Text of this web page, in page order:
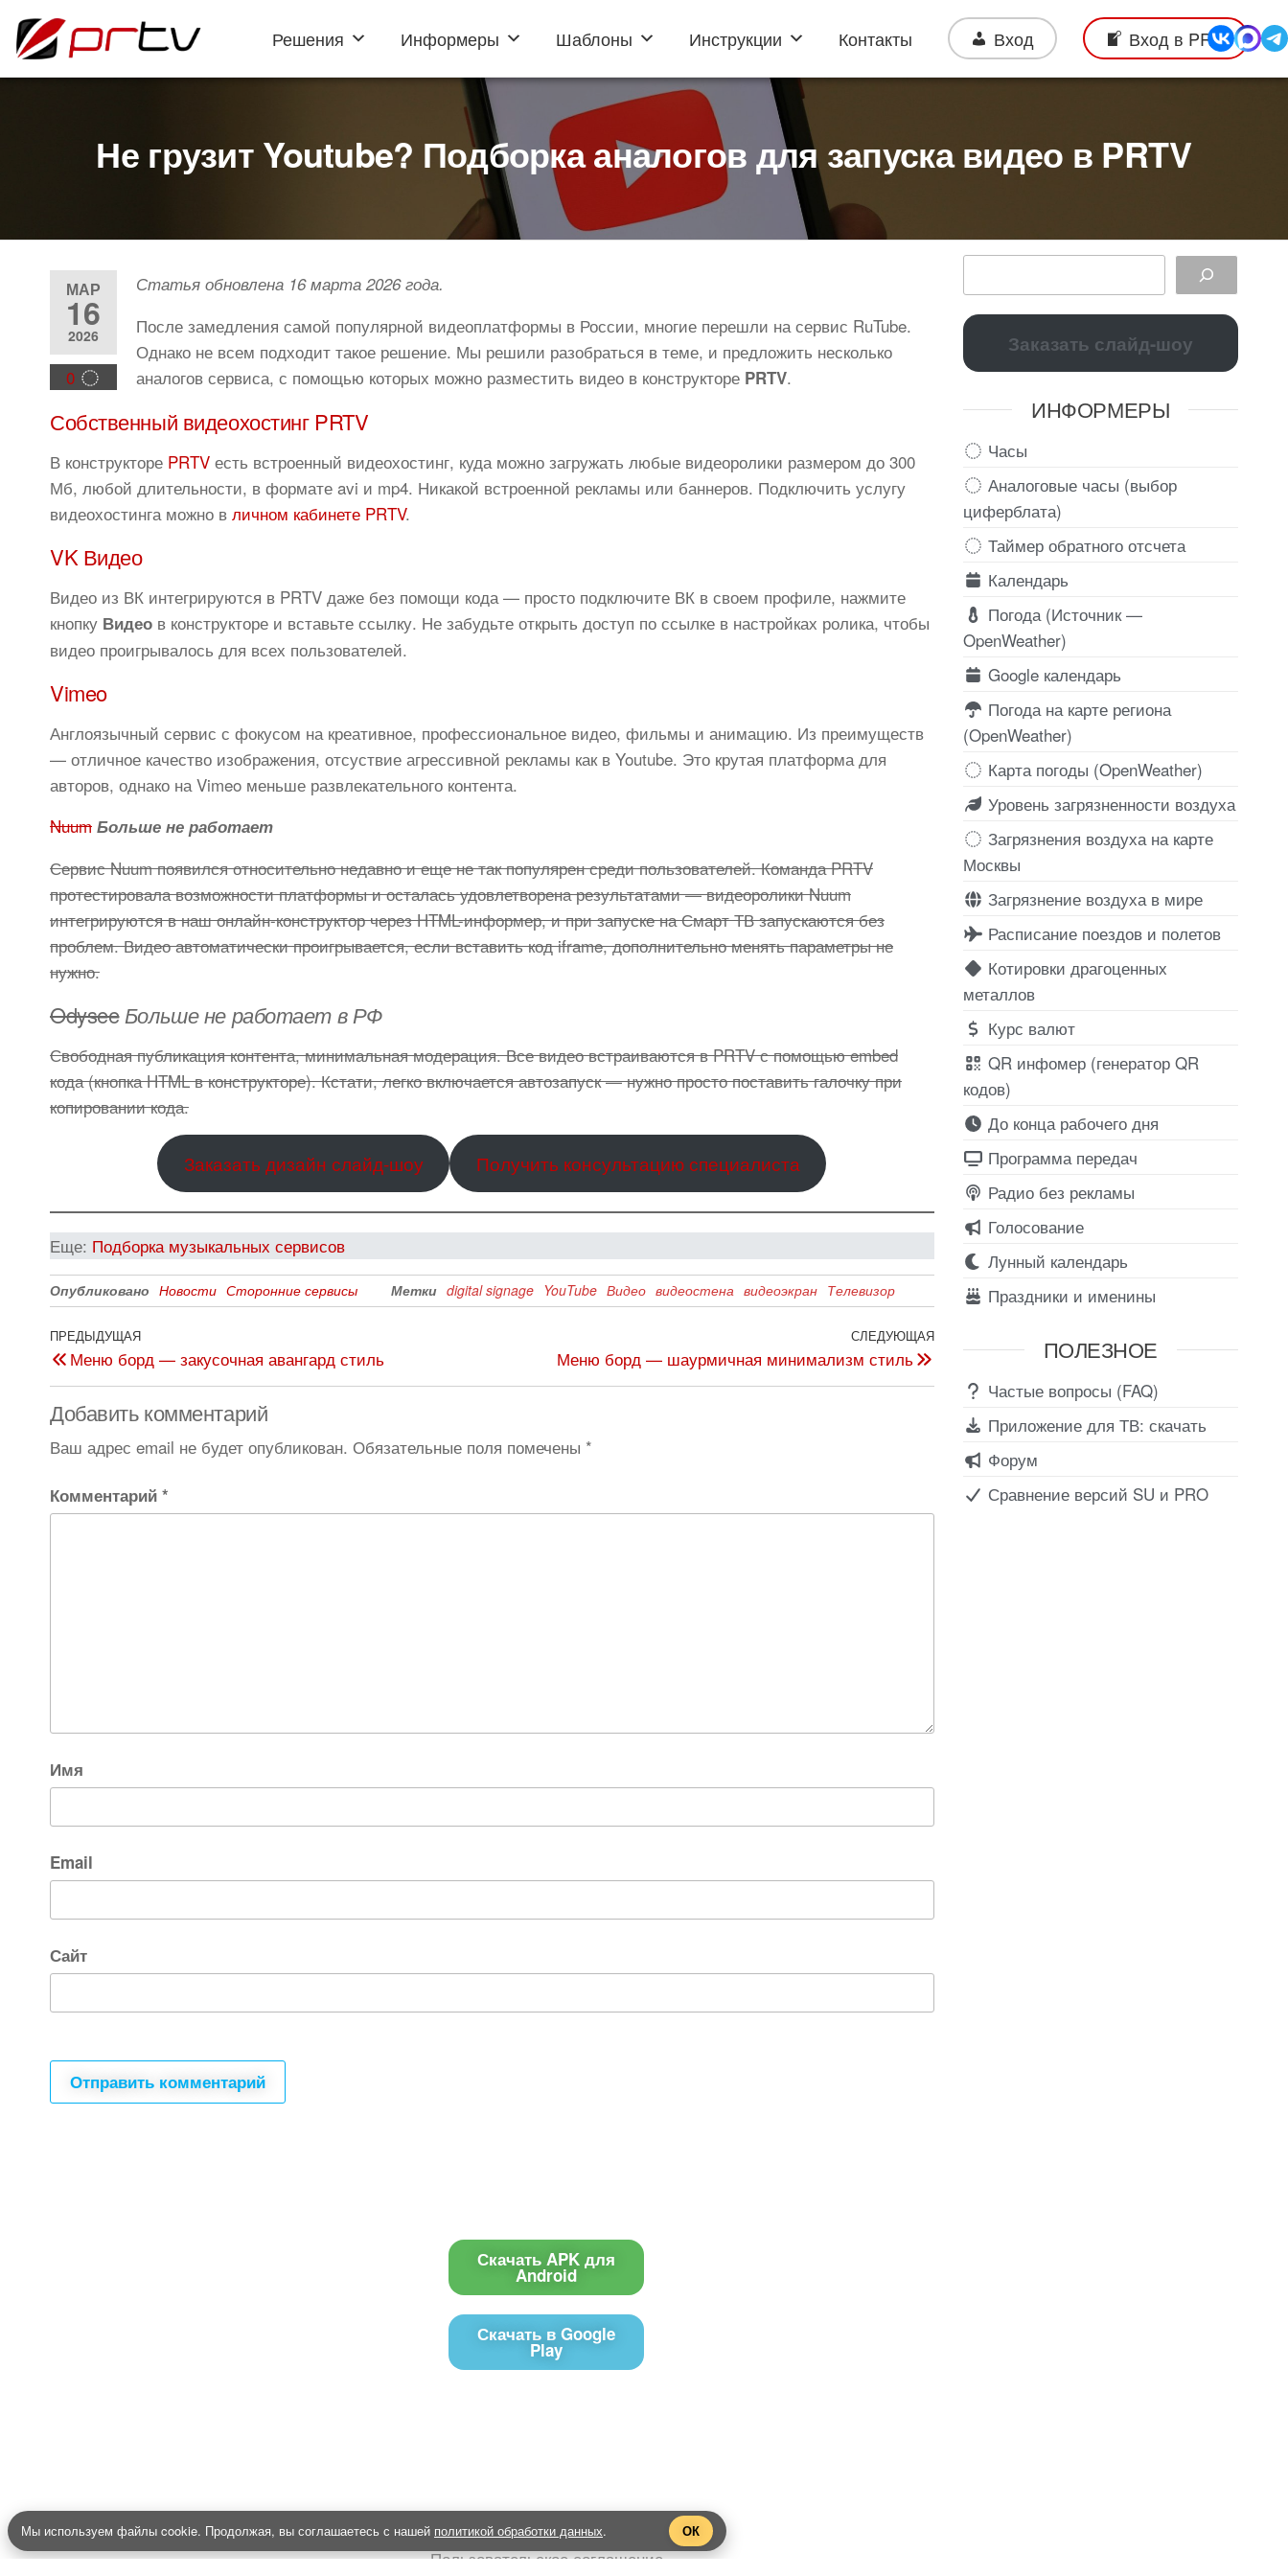
PRTV
конструктор
Решения Информеры Шаблоны Инструкции Контакты Вход Вход в PRO
Не грузит Youtube? Подборка аналогов для запуска видео в PRTV
МАР
16
2026
0
Статья обновлена 16 марта 2026 года.
После замедления самой популярной видеоплатформы в России, многие перешли на сервис RuTube.
Однако не всем подходит такое решение. Мы решили разобраться в теме, и предложить несколько
аналогов сервиса, с помощью которых можно разместить видео в конструкторе PRTV.
Собственный видеохостинг PRTV
В конструкторе PRTV есть встроенный видеохостинг, куда можно загружать любые видеоролики размером до 300
Мб, любой длительности, в формате avi и mp4. Никакой встроенной рекламы или баннеров. Подключить услугу
видеохостинга можно в личном кабинете PRTV.
VK Видео
Видео из ВК интегрируются в PRTV даже без помощи кода — просто подключите ВК в своем профиле, нажмите
кнопку Видео в конструкторе и вставьте ссылку. Не забудьте открыть доступ по ссылке в настройках ролика, чтобы
видео проигрывалось для всех пользователей.
Vimeo
Англоязычный сервис с фокусом на креативное, профессиональное видео, фильмы и анимацию. Из преимуществ
— отличное качество изображения, отсуствие агрессивной рекламы как в Youtube. Это крутая платформа для
авторов, однако на Vimeo меньше развлекательного контента.
Nuum Больше не работает
Сервис Nuum появился относительно недавно и еще не так популярен среди пользователей. Команда PRTV
протестировала возможности платформы и осталась удовлетворена результатами — видеоролики Nuum
интегрируются в наш онлайн-конструктор через HTML-информер, и при запуске на Смарт ТВ запускаются без
проблем. Видео автоматически проигрывается, если вставить код iframe, дополнительно менять параметры не
нужно.
Odysee Больше не работает в РФ
Свободная публикация контента, минимальная модерация. Все видео встраиваются в PRTV с помощью embed
кода (кнопка HTML в конструкторе). Кстати, легко включается автозапуск — нужно просто поставить галочку при
копировании кода.
Заказать дизайн слайд-шоу Получить консультацию специалиста
Еще: Подборка музыкальных сервисов
Опубликовано Новости Сторонние сервисы Метки digital signage YouTube Видео видеостена видеоэкран Телевизор
ПРЕДЫДУЩАЯ
Меню борд — закусочная авангард стиль
СЛЕДУЮЩАЯ
Меню борд — шаурмичная минимализм стиль
Добавить комментарий
Ваш адрес email не будет опубликован. Обязательные поля помечены *
Комментарий *
Имя
Email
Сайт
Заказать слайд-шоу
ИНФОРМЕРЫ
Часы
Аналоговые часы (выбор
циферблата)
Таймер обратного отсчета
Календарь
Погода (Источник —
OpenWeather)
Google календарь
Погода на карте региона
(OpenWeather)
Карта погоды (OpenWeather)
Уровень загрязненности воздуха
Загрязнения воздуха на карте
Москвы
Загрязнение воздуха в мире
Расписание поездов и полетов
Котировки драгоценных
металлов
Курс валют
QR инфомер (генератор QR
кодов)
До конца рабочего дня
Программа передач
Радио без рекламы
Голосование
Лунный календарь
Праздники и именины
ПОЛЕЗНОЕ
Частые вопросы (FAQ)
Приложение для ТВ: скачать
Форум
Сравнение версий SU и PRO
Скачать APK для
Android
Скачать в Google
Play
2019 — 2026 @ prtv.su
Пользовательское соглашение
Мы используем файлы cookie. Продолжая, вы соглашаетесь с нашей политикой обработки данных. ОК